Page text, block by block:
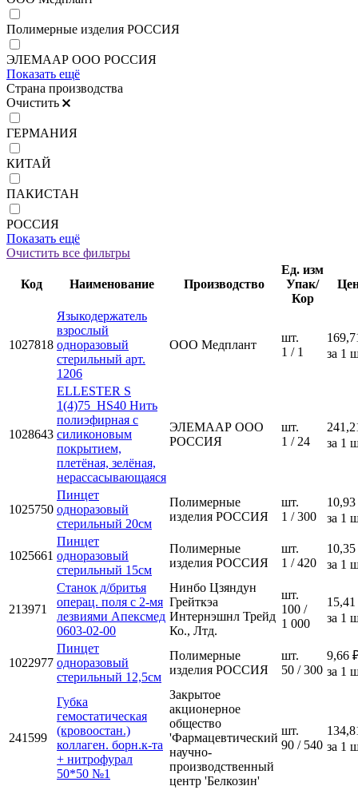
Полимерные изделия РОССИЯ
ЭЛЕМААР ООО РОССИЯ
Показать ещё
Страна производства
Очистить
ГЕРМАНИЯ
КИТАЙ
ПАКИСТАН
РОССИЯ
Показать ещё
Очистить все фильтры
Код Наименование Производство
Ед. изм
Упак/
Кор
1027818
Языкодержатель
взрослый
одноразовый
стерильный арт.
1206
ООО Медплант
шт.
1 / 1
за 1
1028643
ELLESTER S
1(4)75_HS40 Нить
полиэфирная с
силиконовым
покрытием,
плетёная, зелёная,
нерассасывающаяся
ЭЛЕМААР ООО
РОССИЯ
шт.
1 / 24
за 1
1025750
Пинцет
одноразовый
стерильный 20см
Полимерные
изделия РОССИЯ
шт.
1 / 300
за 1
1025661
Пинцет
одноразовый
стерильный 15см
Полимерные
изделия РОССИЯ
шт.
1 / 420
за 1
213971
Станок д/бритья
операц. поля с 2-мя
лезвиями Апексмед
0603-02-00
Нинбо Цзяндун
Грейткэа
Интернэшнл Трейд
Ко., Лтд.
шт.
100 /
1 000
за 1
1022977
Пинцет
одноразовый
стерильный 12,5см
Полимерные
изделия РОССИЯ
шт.
50 / 300
9,66
за 1
241599
Губка
гемостатическая
(кровоостан.)
коллаген. борн.к-та
+ нитрофурал
50*50 №1
Закрытое
акционерное
общество
'Фармацевтический
научно-
производственный
центр 'Белкозин'
шт.
90 / 540 за 1